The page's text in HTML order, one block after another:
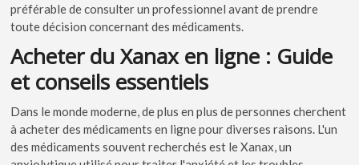
préférable de consulter un professionnel avant de prendre
toute décision concernant des médicaments.
Acheter du Xanax en ligne : Guide
et conseils essentiels
Dans le monde moderne, de plus en plus de personnes cherchent
à acheter des médicaments en ligne pour diverses raisons. L'un
des médicaments souvent recherchés est le Xanax, un